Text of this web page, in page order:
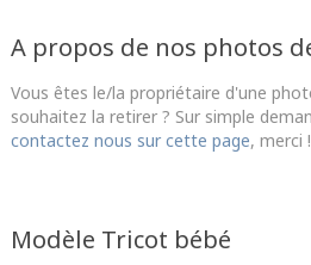
A propos de nos photos
Vous êtes le/la propriétaire d'une
souhaitez la retirer ? Sur simple
contactez nous sur cette page, merci !
Modèle Tricot bébé